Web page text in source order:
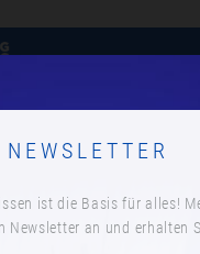
NEWSLETTER
ist die Basis für alles!
Newsletter an und erhalten